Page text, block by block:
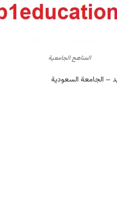
المناهج الجامعية
– الجامعة السعودية